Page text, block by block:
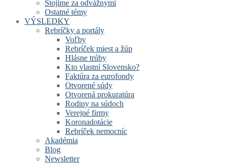
Stojíme za odvážnymi
Ostatné témy
VÝSLEDKY
Rebríčky a portály
Voľby
Rebríček miest a žúp
Hlásne trúby
Kto vlastní Slovensko?
Faktúra za eurofondy
Otvorené súdy
Otvorená prokuratúra
Rodiny na súdoch
Verejné firmy
Koronadotácie
Rebríček nemocníc
Akadémia
Blog
Newsletter